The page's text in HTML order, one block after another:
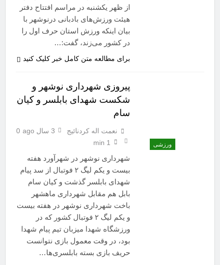
از ظهر یکشنبه در مراسم افتتاح دفتر
هیئت ورزش‌های بادبانی درنوشهر با
بیان اینکه ورزش استان حرف اول را
در کشور می‌زند، گفت:…
برای مطالعه متن کامل خبر کلیک کنید
ورزشی
پیروزی شهرداری نوشهر و
شکست شهدای بابلسر و کیان
سام
نعمت اله کردنائیج 3 سال ago
0
1 min
شهرداری نوشهر در شهرآورد هفته
بیست و یکم لیگ ۲ فوتبال از سد پیام
شهدای بابلسر گذشت و کیان سام
بابل هم مقابل شهرداری ماهشهر
باخت شهرداری نوشهر در هفته بیست
و یکم لیگ ۲ فوتبال کشور که در
ورزشگاه شهدا میزبان تیم پیام شهدا
بود، در وقت معمول بازی نتوانست
حریف بازی بسته بابلسری‌ها…